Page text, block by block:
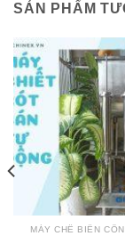
SẢN PHẨM
MÁY CHẾ BIẾN